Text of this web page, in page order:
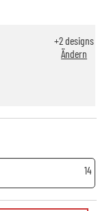
+2designs
Ändern
14